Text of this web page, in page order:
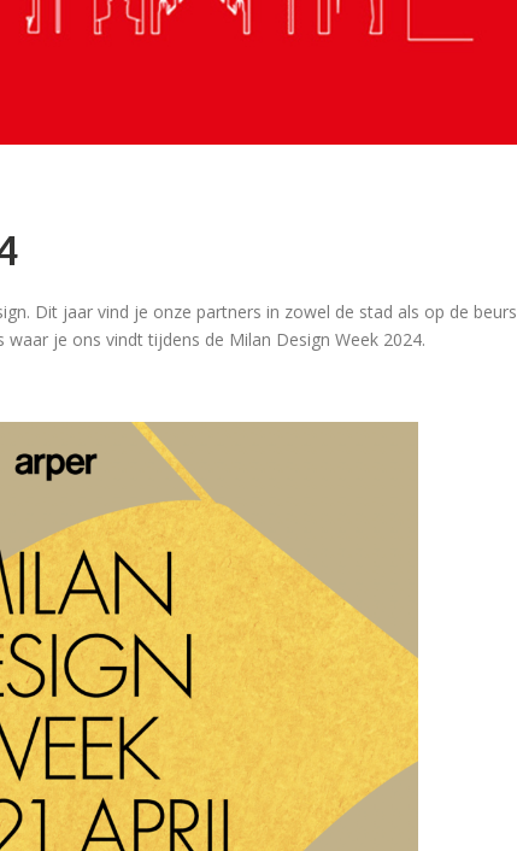
Dit jaar vind je onze partners in zowel de stad als op de beurs
waar je ons vindt tijdens de Milan Design Week 2024.